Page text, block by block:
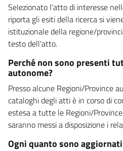
Selezionato l'atto di interesse
riporta gli esiti della ricerca si
istituzionale della regione/
testo dell'atto.
Perché non sono presenti
autonome?
Presso alcune Regioni/Province
cataloghi degli atti è in corso di
estesa a tutte le Regioni/
saranno messi a disposizione i
Ogni quanto sono